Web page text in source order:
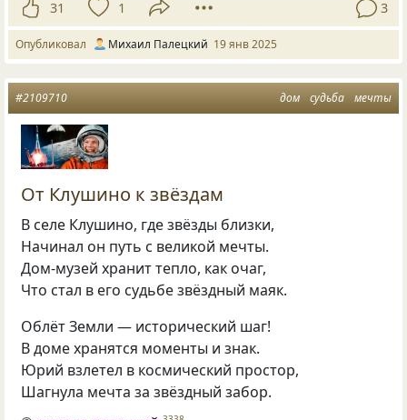
31 1 3
Опубликовал Михаил Палецкий 19 янв 2025
дом судьба мечты
#2109710
От Клушино к звёздам
В селе Клушино, где звёзды близки,
Начинал он путь с великой мечты.
Дом-музей хранит тепло, как очаг,
Что стал в его судьбе звёздный маяк.
Облёт Земли — исторический шаг!
В доме хранятся моменты и знак.
Юрий взлетел в космический простор,
Шагнула мечта за звёздный забор.